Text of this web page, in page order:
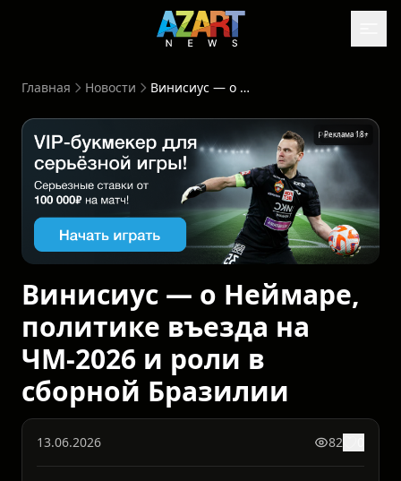
Главная Новости Винисиус — о Неймаре, политике въезда на ЧМ-2026 и роли в сборной Бразилии
Реклама 18+
Винисиус — о Неймаре,
политике въезда на
ЧМ-2026 и роли в
сборной Бразилии
13.06.2026 82